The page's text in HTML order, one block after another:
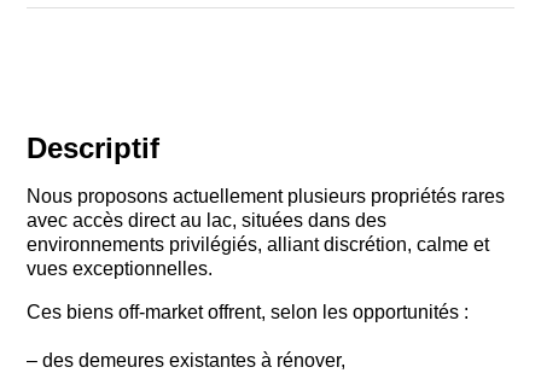
Descriptif
Nous proposons actuellement plusieurs propriétés rares
avec accès direct au lac, situées dans des
environnements privilégiés, alliant discrétion, calme et
vues exceptionnelles.
Ces biens off-market offrent, selon les opportunités :
– des demeures existantes à rénover,